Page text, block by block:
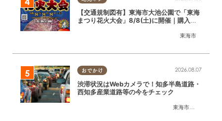
東海市
【交通規制図有】東海市大池公園で「東海
まつり花火大会」8/8(土)に開催｜購入方
おでかけ
東海市
,大府市
2026.08.07
渋滞状況はWebカメラで！知多半島道路・
西知多産業道路等の今をチェック